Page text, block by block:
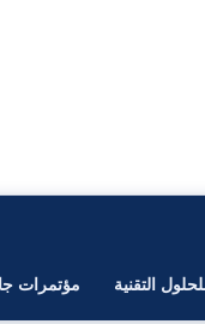
التقنية مؤتمرات